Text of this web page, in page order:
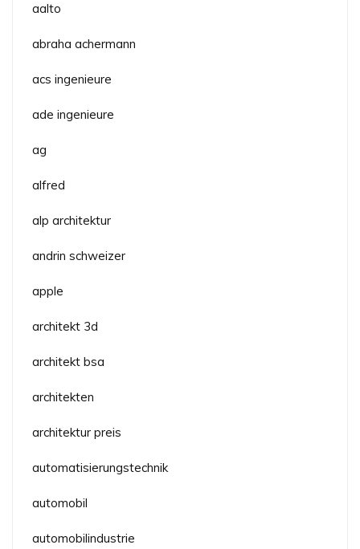
aalto
abraha achermann
acs ingenieure
ade ingenieure
ag
alfred
alp architektur
andrin schweizer
apple
architekt 3d
architekt bsa
architekten
architektur preis
automatisierungstechnik
automobil
automobilindustrie